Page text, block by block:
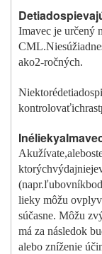
Detia
Imavec je určený
CML.Niesúžiadne
ako2-ročných.
Niektorédetia
kontrolovaťichrast
Inéliekya
Akužívate,alebo
ktorýchvýdajnieje
(napr.ľubovník
lieky môžu
súčasne. Môžu
má za následok
alebo zníženie